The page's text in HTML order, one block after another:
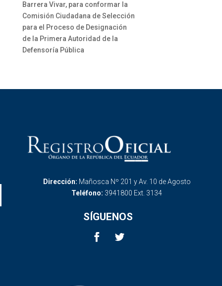
Barrera Vivar, para conformar la
Comisión Ciudadana de Selección
para el Proceso de Designación
de la Primera Autoridad de la
Defensoría Pública
Dirección: Mañosca Nº 201 y Av. 10 de Agosto
Teléfono: 3941800 Ext. 3134
SÍGUENOS